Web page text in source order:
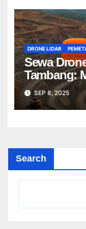
DRONE LIDAR
Sewa
Tambang:
Profesional
SEP 8, 2025
Search